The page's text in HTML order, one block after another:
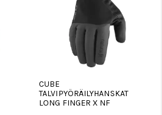
CUBE
TALVIPYÖRÄILYHANSKAT
LONG FINGER X NF